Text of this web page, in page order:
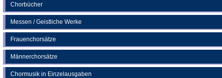
Chorbücher
Messen / Geistliche Werke
Frauenchorsätze
Männerchorsätze
Chormusik in Einzelausgaben